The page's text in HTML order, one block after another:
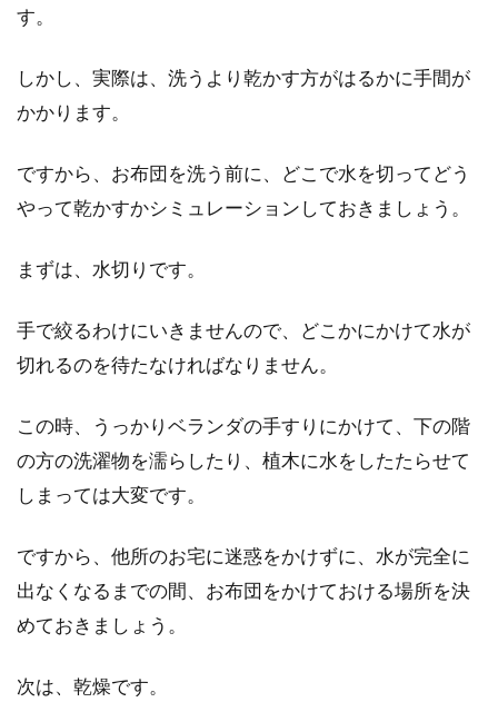
してる？圧縮袋の使用方法
客用を含...
お布団の処分方法とは？小さく切る
使わなくなったお布団を処分したいと思った
粗大ゴ...
お布団？発火理由を解析
す。
しかし、実際は、洗うより乾かす方がはるかに手間が
かかります。
ですから、お布団を洗う前に、どこで水を切ってどう
やって乾かすかシミュレーションしておきましょう。
まずは、水切りです。
手で絞るわけにいきませんので、どこかにかけて水が
切れるのを待たなければなりません。
この時、うっかりベランダの手すりにかけて、下の階
の方の洗濯物を濡らしたり、植木に水をしたたらせて
しまっては大変です。
ですから、他所のお宅に迷惑をかけずに、水が完全に
出なくなるまでの間、お布団をかけておける場所を決
めておきましょう。
次は、乾燥です。